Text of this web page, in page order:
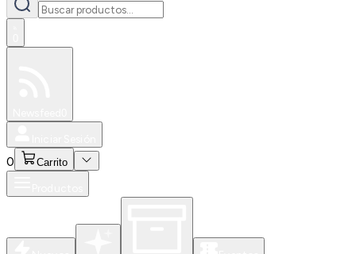
0 Carrito